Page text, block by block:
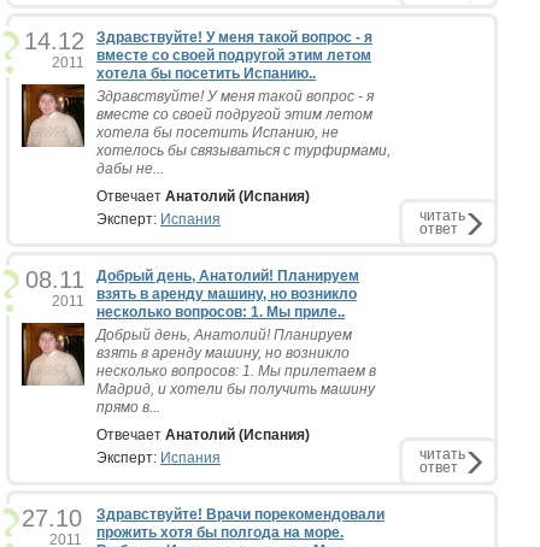
14.12
2011
Здравствуйте! У меня такой вопрос - я
вместе со своей подругой этим летом
хотела бы посетить Испанию..
Здравствуйте! У меня такой вопрос - я
вместе со своей подругой этим летом
хотела бы посетить Испанию, не
хотелось бы связываться с турфирмами,
дабы не...
Отвечает Анатолий (Испания)
Эксперт: Испания читать
ответ
08.11
2011
Добрый день, Анатолий! Планируем
взять в аренду машину, но возникло
несколько вопросов: 1. Мы приле..
Добрый день, Анатолий! Планируем
взять в аренду машину, но возникло
несколько вопросов: 1. Мы прилетаем в
Мадрид, и хотели бы получить машину
прямо в...
Отвечает Анатолий (Испания)
Эксперт: Испания читать
ответ
27.10
2011
Здравствуйте! Врачи порекомендовали
прожить хотя бы полгода на море.